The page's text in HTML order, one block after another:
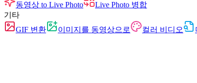
동영상 to Live Photo
Live Photo 병합
기타
GIF 변환
이미지를 동영상으로 컬러 비디오